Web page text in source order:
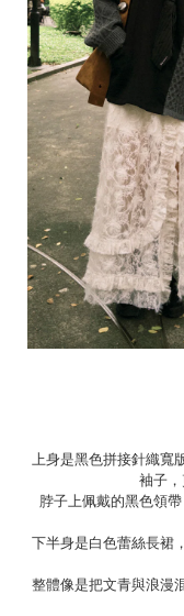
上身是黑色拼接針織
袖子，
脖子上佩戴的黑色領
下半身是白色蕾絲長裙
整體像是把文青與浪漫